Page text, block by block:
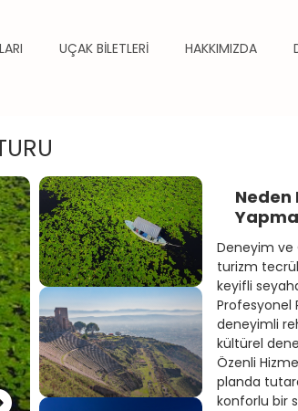
UÇAK BİLETLERİ HAKKIMIZDA
Neden
Deneyim ve
turizm
keyifli
Profesyonel
deneyimli
kültürel
Özenli
planda
konforlu bir